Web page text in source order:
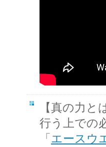
【真の力
行う上での
「 エースウ